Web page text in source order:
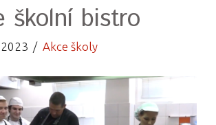
školní bistro
Akce školy